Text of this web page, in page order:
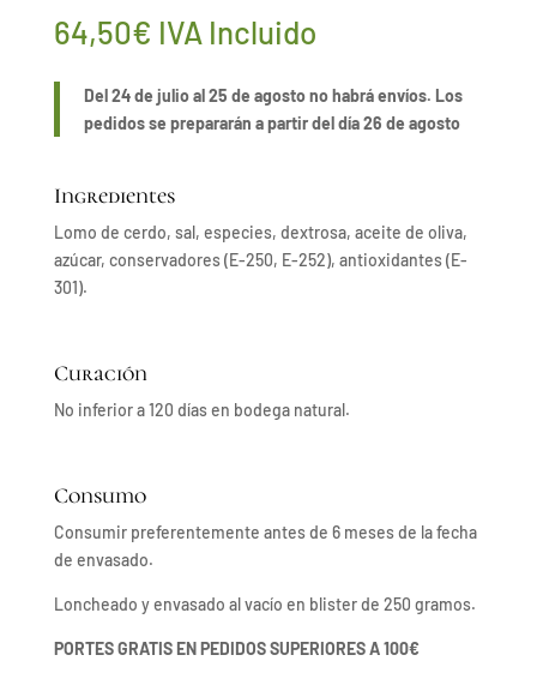
64,50€ IVA Incluido
Del 24 de julio al 25 de agosto no habrá envíos. Los
pedidos se prepararán a partir del día 26 de agosto
Ingredientes
Lomo de cerdo, sal, especies, dextrosa, aceite de oliva,
azúcar, conservadores (E-250, E-252), antioxidantes (E-
301).
Curación
No inferior a 120 días en bodega natural.
Consumo
Consumir preferentemente antes de 6 meses de la fecha
de envasado.
Loncheado y envasado al vacío en blister de 250 gramos.
PORTES GRATIS EN PEDIDOS SUPERIORES A 100€